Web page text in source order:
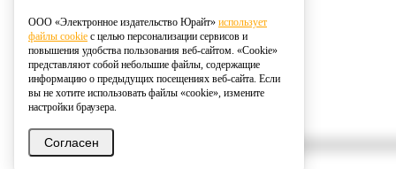
ООО «Электронное издательство Юрайт» использует
файлы cookie с целью персонализации сервисов и
повышения удобства пользования веб-сайтом. «Cookie»
представляют собой небольшие файлы, содержащие
информацию о предыдущих посещениях веб-сайта. Если
вы не хотите использовать файлы «cookie», измените
настройки браузера.
Согласен